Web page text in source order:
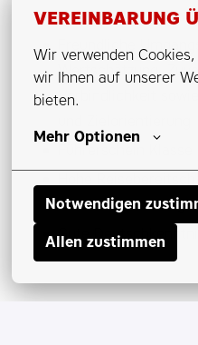
VEREINBARUNG
Wir verwenden
wir Ihnen auf unserer
bieten.
Mehr Optionen
Notwendigen
Allen zustimmen
und
Freundliche
Wertschätzung,
Verbindlichkeit
Führerschein Klasse B
Gute